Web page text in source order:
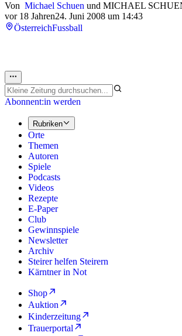
Von Michael Schuen und MICHAEL
vor 18 Jahren24. Juni 2008 um 14:43
ÖsterreichFussball
Abonnent:in werden
Rubriken
Orte
Themen
Autoren
Spiele
Podcasts
Videos
Rezepte
E-Paper
Club
Gewinnspiele
Newsletter
Archiv
Steirer helfen Steirern
Kärntner in Not
Shop
Auktion
Kinderzeitung
Trauerportal